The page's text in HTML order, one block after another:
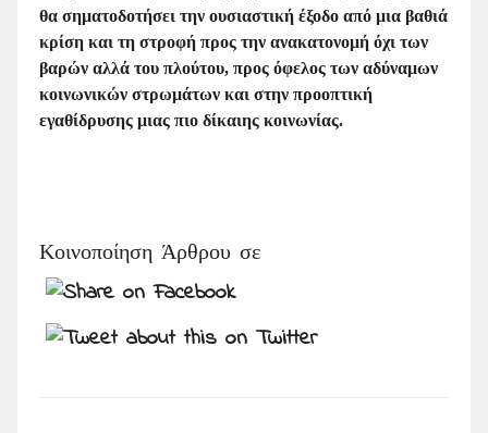
θα σηματοδοτήσει την ουσιαστική έξοδο από μια βαθιά
κρίση και τη στροφή προς την ανακατονομή όχι των
βαρών αλλά του πλούτου, προς όφελος των αδύναμων
κοινωνικών στρωμάτων και στην προοπτική
εγαθίδρυσης μιας πιο δίκαιης κοινωνίας.
Κοινοποίηση Άρθρου σε